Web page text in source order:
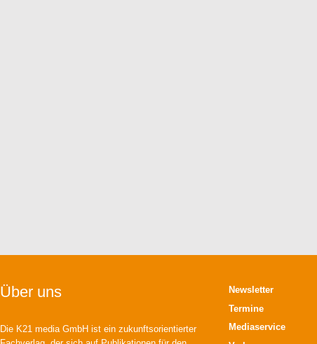
Über uns
Die K21 media GmbH ist ein zukunftsorientierter
Newsletter
Termine
Mediaservice